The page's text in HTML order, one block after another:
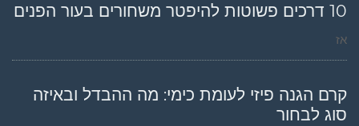
10 דרכים פשוטות להיפטר משחורים בעור הפנים
אז
קרם הגנה פיזי לעומת כימי: מה ההבדל ובאיזה
סוג לבחור